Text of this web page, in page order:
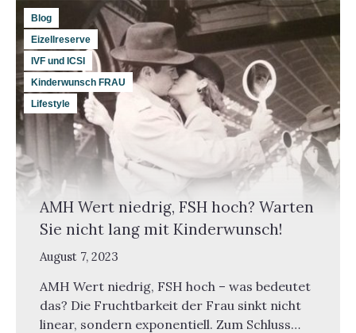
Blog
Eizellreserve
IVF und ICSI
Kinderwunsch FRAU
Lifestyle
AMH Wert niedrig, FSH hoch? Warten
Sie nicht lang mit Kinderwunsch!
August 7, 2023
AMH Wert niedrig, FSH hoch – was bedeutet
das? Die Fruchtbarkeit der Frau sinkt nicht
linear, sondern exponentiell. Zum Schluss…